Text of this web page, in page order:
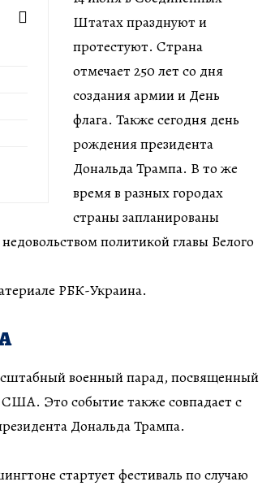
Штатах празднуют и
протестуют. Страна
отмечает 250 лет со дня
создания армии и День
флага. Также сегодня день
рождения президента
Дональда Трампа. В то же
время в разных городах
страны запланированы
политикой главы Белого
РБК-Украина.
военный парад, посвященный
Это событие также совпадает с
Дональда Трампа.
стартует фестиваль по случаю